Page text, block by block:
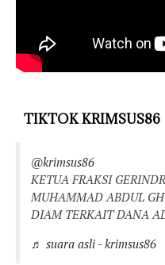
TIKTOK KRIMSUS86
@krimsus86
KETUA FRAKSI
MUHAMMAD ABDUL
DIAM TERKAIT DANA
♬ suara asli - krimsus86